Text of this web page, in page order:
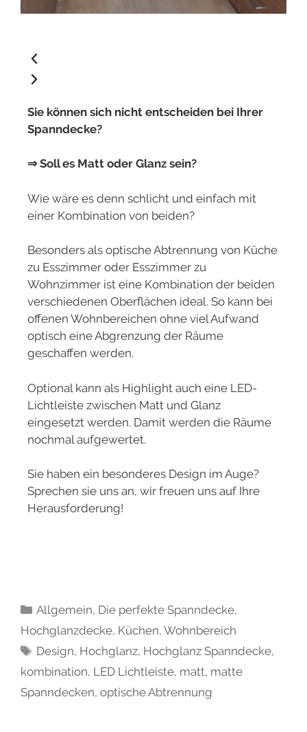
Sie können sich nicht entscheiden bei Ihrer
Spanndecke?
⇒ Soll es Matt oder Glanz sein?
Wie wäre es denn schlicht und einfach mit
einer Kombination von beiden?
Besonders als optische Abtrennung von Küche
zu Esszimmer oder Esszimmer zu
Wohnzimmer ist eine Kombination der beiden
verschiedenen Oberflächen ideal. So kann bei
offenen Wohnbereichen ohne viel Aufwand
optisch eine Abgrenzung der Räume
geschaffen werden.
Optional kann als Highlight auch eine LED-
Lichtleiste zwischen Matt und Glanz
eingesetzt werden. Damit werden die Räume
nochmal aufgewertet.
Sie haben ein besonderes Design im Auge?
Sprechen sie uns an, wir freuen uns auf Ihre
Herausforderung!
Allgemein, Die perfekte Spanndecke,
Hochglanzdecke, Küchen, Wohnbereich
Design, Hochglanz, Hochglanz Spanndecke,
kombination, LED Lichtleiste, matt, matte
Spanndecken, optische Abtrennung